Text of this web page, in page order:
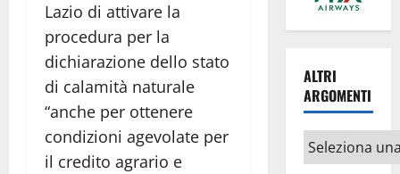
Lazio di attivare la
procedura per la
dichiarazione dello stato
di calamità naturale
“anche per ottenere
condizioni agevolate per
il credito agrario e
ALTRI
ARGOMENTI
Altri
argomenti